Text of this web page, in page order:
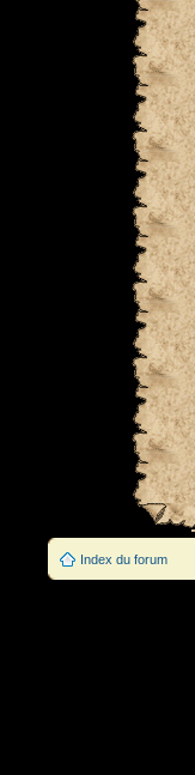
Index du forum